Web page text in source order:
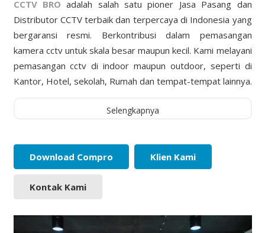
CCTV BRO adalah salah satu pioner Jasa Pasang dan
Distributor CCTV terbaik dan terpercaya di Indonesia yang
bergaransi resmi. Berkontribusi dalam pemasangan
kamera cctv untuk skala besar maupun kecil. Kami melayani
pemasangan cctv di indoor maupun outdoor, seperti di
Kantor, Hotel, sekolah, Rumah dan tempat-tempat lainnya.
Selengkapnya
Download Compro Klien Kami
Kontak Kami